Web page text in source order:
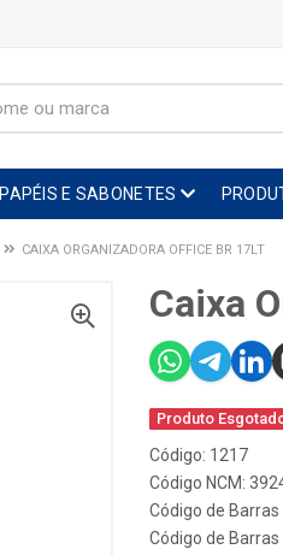
PAPÉIS E SABONETES
CAIXA ORGANIZADORA OFFICE BR 17LT
Caixa
Produto
Código: 1217
Código NCM:
Código de
Código de